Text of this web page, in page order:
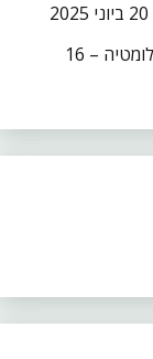
איראנים וישראלים קוראים להפסקת אש ודיפלומטיה – 16